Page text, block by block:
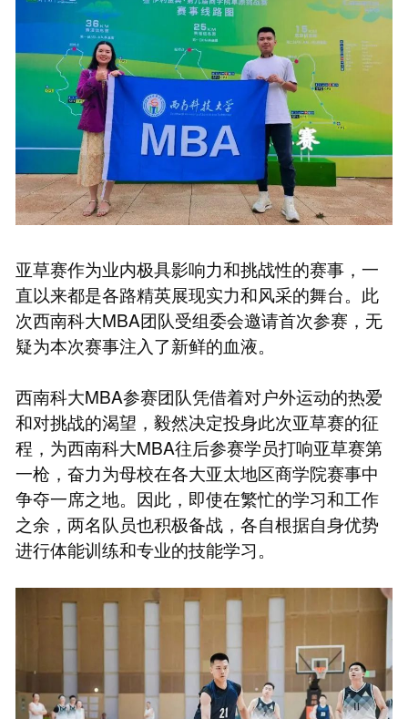
亚草赛作为业内极具影响力和挑战性的赛事，一
直以来都是各路精英展现实力和风采的舞台。此
次西南科大MBA团队受组委会邀请首次参赛，无
疑为本次赛事注入了新鲜的血液。
西南科大MBA参赛团队凭借着对户外运动的热爱
和对挑战的渴望，毅然决定投身此次亚草赛的征
程，为西南科大MBA往后参赛学员打响亚草赛第
一枪，奋力为母校在各大亚太地区商学院赛事中
争夺一席之地。因此，即使在繁忙的学习和工作
之余，两名队员也积极备战，各自根据自身优势
进行体能训练和专业的技能学习。